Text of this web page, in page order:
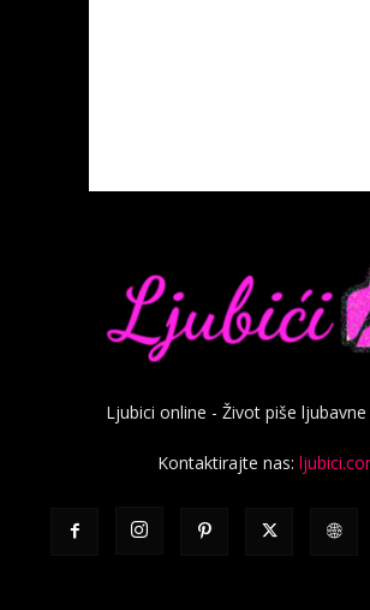
Ljubici online - Život piše
Kontaktirajte nas: